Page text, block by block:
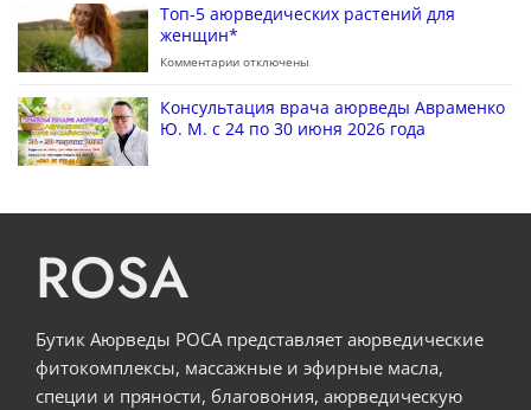
Топ-5 аюрведических растений для
женщин*
Комментарии отключены
Консультация врача аюрведы Авраменко
Ю. М. с 24 по 30 июня 2026 года
ROSA
Бутик Аюрведы РОСА представляет аюрведические
фитокомплексы, массажные и эфирные масла,
специи и пряности, благовония, аюрведическую